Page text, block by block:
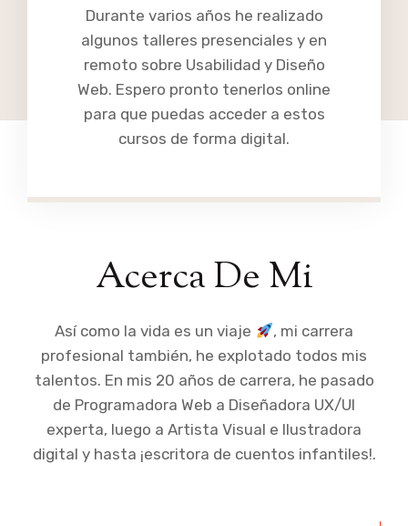
Durante varios años he realizado
algunos talleres presenciales y en
remoto sobre Usabilidad y Diseño
Web. Espero pronto tenerlos online
para que puedas acceder a estos
cursos de forma digital.
Acerca De Mi
Así como la vida es un viaje
, mi carrera
profesional también, he explotado todos mis
talentos. En mis 20 años de carrera, he pasado
de Programadora Web a Diseñadora UX/UI
experta, luego a Artista Visual e Ilustradora
digital y hasta ¡escritora de cuentos infantiles!.